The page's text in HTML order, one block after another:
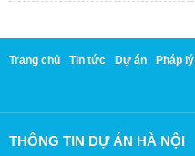
Trang chủ Tin tức Dự án Pháp lý
THÔNG TIN DỰ ÁN HÀ NỘI